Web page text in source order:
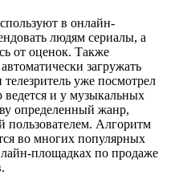
в онлайн-
людям сериалы, а
от оценок. Также
загружать
уже посмотрел
и у музыкальных
определенный жанр,
пользователем. Алгоритм
во многих популярных
площадках по продаже